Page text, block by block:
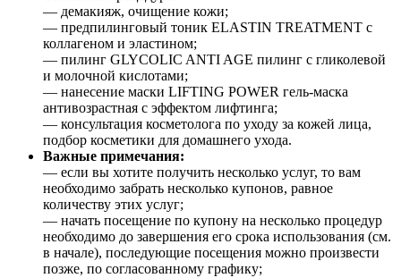
— демакияж, очищение кожи;
— предпилинговый тоник ELASTIN TREATMENT с
коллагеном и эластином;
— пилинг GLYCOLIC ANTI AGE пилинг с гликолевой
и молочной кислотами;
— нанесение маски LIFTING POWER гель-маска
антивозрастная с эффектом лифтинга;
— консультация косметолога по уходу за кожей лица,
подбор косметики для домашнего ухода.
Важные примечания:
— если вы хотите получить несколько услуг, то вам
необходимо забрать несколько купонов, равное
количеству этих услуг;
— начать посещение по купону на несколько процедур
необходимо до завершения его срока использования (см.
в начале), последующие посещения можно произвести
позже, по согласованному графику;